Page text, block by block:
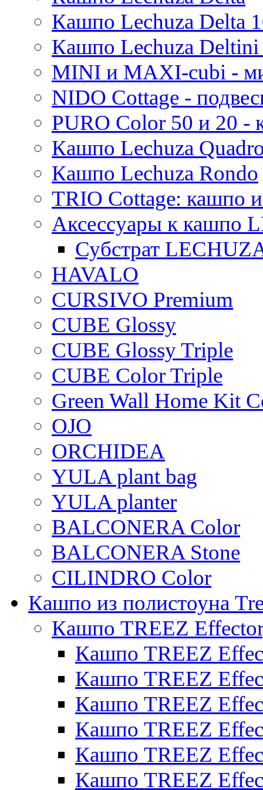
Pure
Кашпо Lechuza Delta
Кашпо Lechuza
MINI и MAXI-cubi -
NIDO Cottage -
PURO Color 50 и 20
Кашпо Lechuza
Кашпо Lechuza Rondo
TRIO Cottage: кашпо
Аксессуары к кашпо
Субстрат
HAVALO
CURSIVO Premium
CUBE Glossy
CUBE Glossy Triple
CUBE Color Triple
Green Wall Home Kit
OJO
ORCHIDEA
YULA plant bag
YULA planter
BALCONERA Color
BALCONERA Stone
CILINDRO Color
Кашпо из полистоуна
Кашпо TREEZ
Кашпо TREEZ
Кашпо TREEZ
Кашпо TREEZ
Кашпо TREEZ
Кашпо TREEZ
Кашпо TREEZ